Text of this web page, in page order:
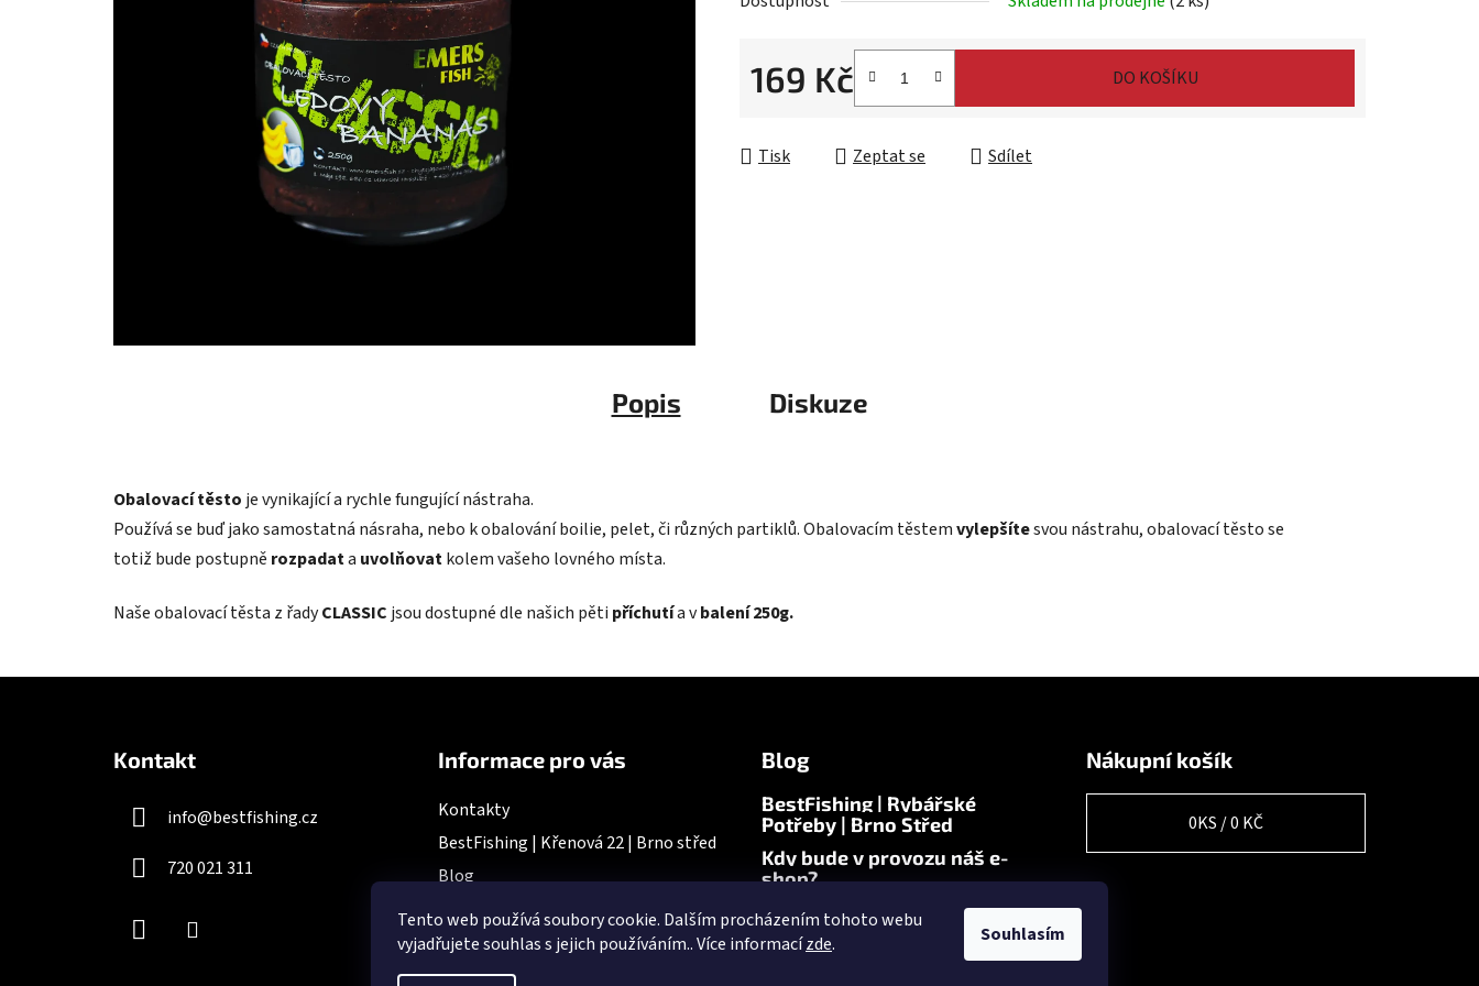
Tento web používá soubory cookie. Dalším procházením tohoto webu
vyjadřujete souhlas s jejich používáním.. Více informacízde. Souhlasím
169 Kč DO KOŠÍKU
Tisk Zeptat se Sdílet
Popis Diskuze
Obalovací těsto je vynikající a rychle fungující nástraha.
Používá se buď jako samostatná násraha, nebo k obalování boilie, pelet, či různých partiklů. Obalovacím těstemvylepšítesvou nástrahu, obalovací těsto se
totiž bude postupně rozpadata uvolňovatkolem vašeho lovného místa.
Naše obalovací těsta z řadyCLASSIC jsou dostupné dle našich pěti příchutía vbalení 250g.
Kontakt
info@bestfishing.cz
720 021 311
Informace pro vás
Kontakty
BestFishing | Křenová 22 | Brno střed
Blog
Blog
BestFishing | Rybářské
Potřeby | Brno Střed
Kdy bude v provozu náš e-
shop?
Nákupní košík
0KS /0 KČ